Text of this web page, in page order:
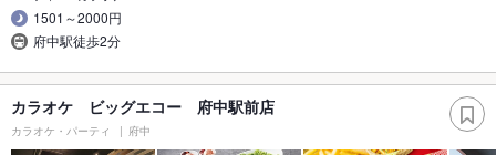
1501～2000円
府中駅徒歩2分
カラオケ ビッグエコー 府中駅前店
カラオケ・パーティ 府中